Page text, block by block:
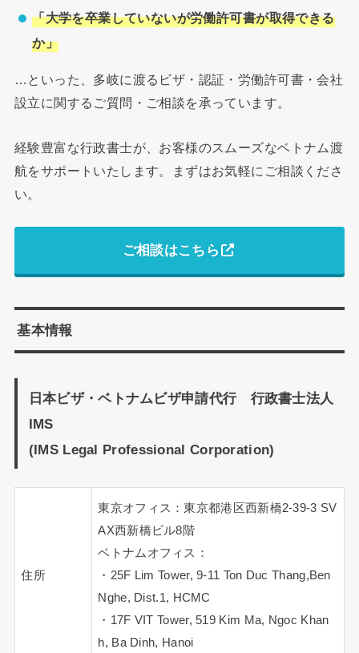
「大学を卒業していないが労働許可書が取得できる
か」
…といった、多岐に渡るビザ・認証・労働許可書・会社
設立に関するご質問・ご相談を承っています。
経験豊富な行政書士が、お客様のスムーズなベトナム渡
航をサポートいたします。まずはお気軽にご相談くださ
い。
ご相談はこちら
基本情報
日本ビザ・ベトナムビザ申請代行 行政書士法人
IMS
(IMS Legal Professional Corporation)
住所
東京オフィス：東京都港区西新橋2-39-3 SV
AX西新橋ビル8階
ベトナムオフィス：
・25F Lim Tower, 9-11 Ton Duc Thang,Ben
Nghe, Dist.1, HCMC
・17F VIT Tower, 519 Kim Ma, Ngoc Khan
h, Ba Dinh, Hanoi